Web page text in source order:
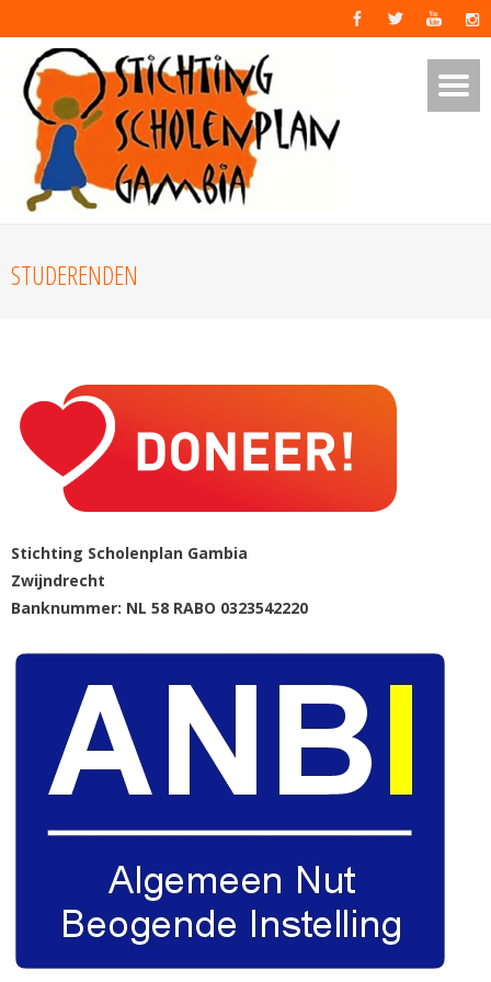
STUDERENDEN
Stichting Scholenplan Gambia
Zwijndrecht
Banknummer: NL 58 RABO 0323542220